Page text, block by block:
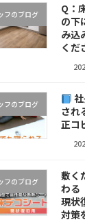
フのブログ
Q：
の下
み込
くだ
フのブログ
され
正コ
フのブログ
敷く
わる
現状
対策